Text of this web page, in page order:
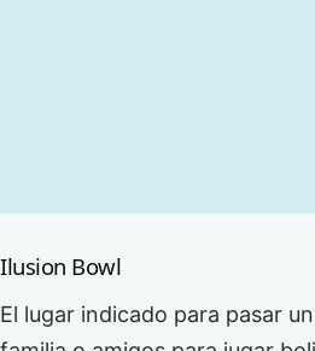
Ilusion Bowl
El lugar indicado para pasar